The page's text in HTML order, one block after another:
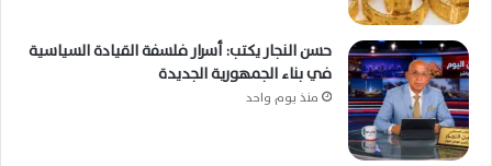
حسن النجار يكتب: أسرار فلسفة القيادة السياسية
في بناء الجمهورية الجديدة
منذ يوم واحد